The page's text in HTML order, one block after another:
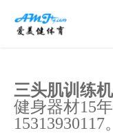
三头肌训练
健身器材15
15313930117。